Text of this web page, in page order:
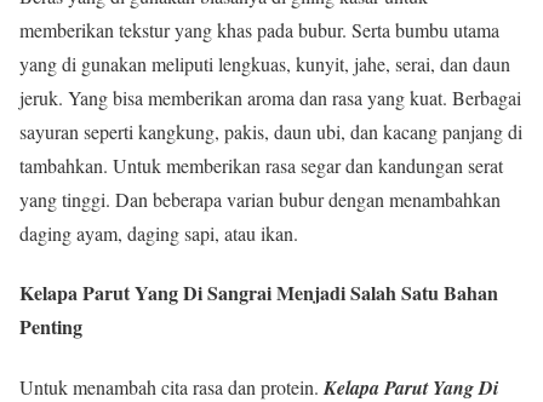
memberikan tekstur yang khas pada bubur. Serta bumbu utama
yang di gunakan meliputi lengkuas, kunyit, jahe, serai, dan daun
jeruk. Yang bisa memberikan aroma dan rasa yang kuat. Berbagai
sayuran seperti kangkung, pakis, daun ubi, dan kacang panjang di
tambahkan. Untuk memberikan rasa segar dan kandungan serat
yang tinggi. Dan beberapa varian bubur dengan menambahkan
daging ayam, daging sapi, atau ikan.
Kelapa Parut Yang Di Sangrai Menjadi Salah Satu Bahan
Penting
Untuk menambah cita rasa dan protein. Kelapa Parut Yang Di